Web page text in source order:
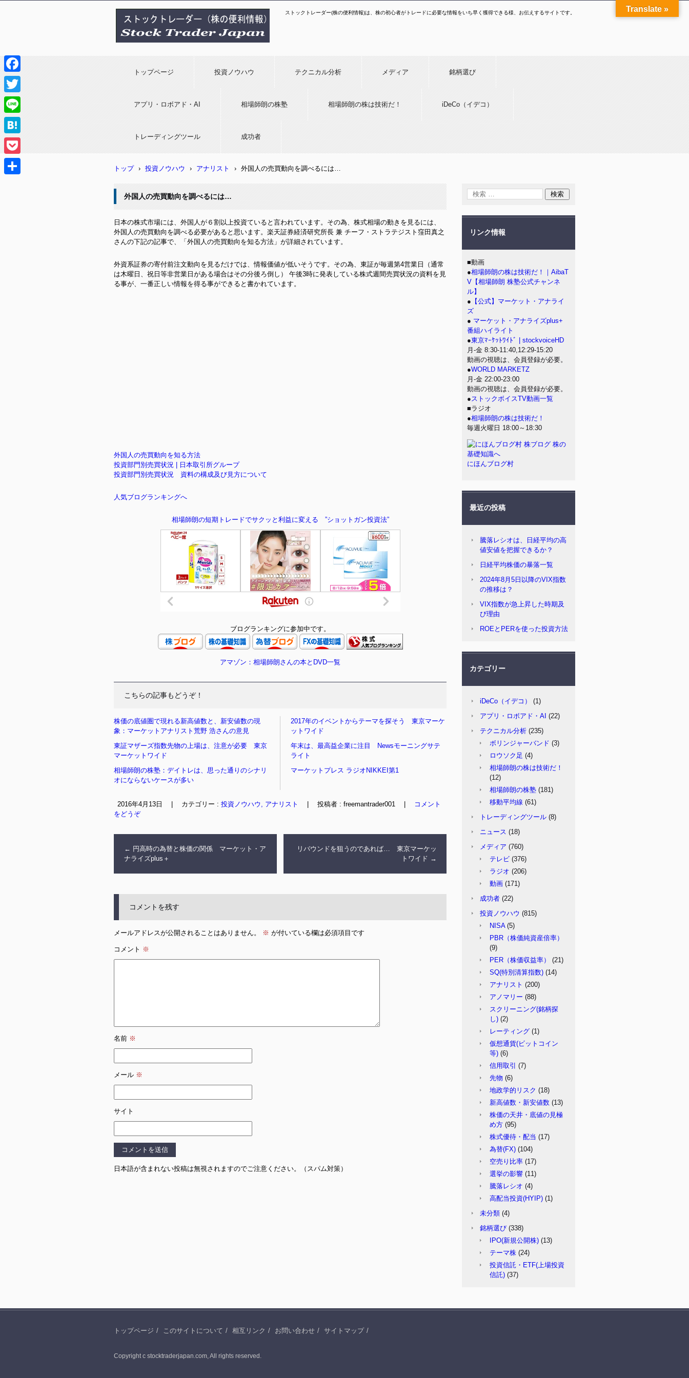
ストックトレーダー(株の便利情報)は、株の初心者がトレードに必要な情報をいち早く獲得できる様、お伝えするサイトです。
トップページ 投資ノウハウ テクニカル分析 メディア 銘柄選び
アプリ・ロボアド・AI 相場師朗の株塾 相場師朗の株は技術だ！ iDeCo（イデコ）
トレーディングツール 成功者
トップ › 投資ノウハウ › アナリスト › 外国人の売買動向を調べるには…
外国人の売買動向を調べるには…
日本の株式市場には、外国人が６割以上投資ていると言われています。その為、株式相場の動きを見るには、
外国人の売買動向を調べる必要があると思います。楽天証券経済研究所長 兼 チーフ・ストラテジスト窪田真之
さんの下記の記事で、「外国人の売買動向を知る方法」が詳細されています。
外資系証券の寄付前注文動向を見るだけでは、情報価値が低いそうです。その為、東証が毎週第4営業日（通常
は木曜日、祝日等非営業日がある場合はその分後ろ倒し） 午後3時に発表している株式週間売買状況の資料を見
る事が、一番正しい情報を得る事ができると書かれています。
外国人の売買動向を知る方法
投資部門別売買状況 | 日本取引所グループ
投資部門別売買状況 資料の構成及び見方について
人気ブログランキングへ
相場師朗の短期トレードでサクッと利益に変える ”ショットガン投資法”
ブログランキングに参加中です。
アマゾン：相場師朗さんの本とDVD一覧
こちらの記事もどうぞ！
株価の底値圏で現れる新高値数と、新安値数の現
象：マーケットアナリスト荒野 浩さんの意見
東証マザーズ指数先物の上場は、注意が必要 東京
マーケットワイド
相場師朗の株塾：デイトレは、思った通りのシナリ
オにならないケースが多い
2017年のイベントからテーマを探そう 東京マーケ
ットワイド
年末は、最高益企業に注目 Newsモーニングサテ
ライト
マーケットプレス ラジオNIKKEI第1
2016年4月13日 | カテゴリー : 投資ノウハウ, アナリスト | 投稿者 : freemantrader001 |
コメント
をどうぞ
← 円高時の為替と株価の関係 マーケット・ア
ナライズplus＋
リバウンドを狙うのであれば… 東京マーケッ
トワイド →
コメントを残す
メールアドレスが公開されることはありません。 ※ が付いている欄は必須項目です
コメント ※
名前 ※
メール ※
サイト
日本語が含まれない投稿は無視されますのでご注意ください。（スパム対策）
リンク情報
■動画
●相場師朗の株は技術だ！｜AibaT
V【相場師朗 株塾公式チャンネ
ル】
● 【公式】マーケット・アナライ
ズ
● マーケット・アナライズplus+
番組ハイライト
●東京ﾏｰｹｯﾄﾜｲﾄﾞ | stockvoiceHD
月-金 8:30-11:40,12:29-15:20
動画の視聴は、会員登録が必要。
●WORLD MARKETZ
月-金 22:00-23:00
動画の視聴は、会員登録が必要。
● ストックボイスTV動画一覧
■ラジオ
●相場師朗の株は技術だ！
毎週火曜日 18:00～18:30
にほんブログ村
最近の投稿
騰落レシオは、日経平均の高
値安値を把握できるか？
日経平均株価の暴落一覧
2024年8月5日以降のVIX指数
の推移は？
VIX指数が急上昇した時期及
び理由
ROEとPERを使った投資方法
カテゴリー
iDeCo（イデコ）
(1)
アプリ・ロボアド・AI (22)
テクニカル分析 (235)
ボリンジャーバンド (3)
ロウソク足 (4)
相場師朗の株は技術だ！
(12)
相場師朗の株塾 (181)
移動平均線 (61)
トレーディングツール (8)
ニュース (18)
メディア (760)
テレビ (376)
ラジオ (206)
動画 (171)
成功者 (22)
投資ノウハウ (815)
NISA(5)
PBR（株価純資産倍率）
(9)
PER（株価収益率）
(21)
SQ(特別清算指数) (14)
アナリスト (200)
アノマリー (88)
スクリーニング(銘柄探
し) (2)
レーティング (1)
仮想通貨(ビットコイン
等) (6)
信用取引 (7)
先物 (6)
地政学的リスク (18)
新高値数・新安値数 (13)
株価の天井・底値の見極
め方 (95)
株式優待・配当 (17)
為替(FX) (104)
空売り比率 (17)
選挙の影響 (11)
騰落レシオ (4)
高配当投資(HYIP) (1)
未分類 (4)
銘柄選び (338)
IPO(新規公開株) (13)
テーマ株 (24)
投資信託・ETF(上場投資
信託) (37)
トップページ このサイトについて 相互リンク お問い合わせ サイトマップ
Copyright c stocktraderjapan.com, All rights reserved.
F
a
c
b
o
T
w
i
L
i
n
H
a
t
P
Translate »